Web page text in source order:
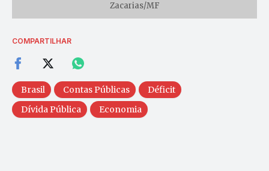
Zacarias/MF
COMPARTILHAR
Brasil Contas Públicas
Déficit
Dívida Pública
Economia